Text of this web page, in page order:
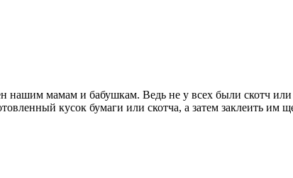
нашим мамам и бабушкам. Ведь не у всех были скотч или
кусок бумаги или скотча, а затем заклеить им